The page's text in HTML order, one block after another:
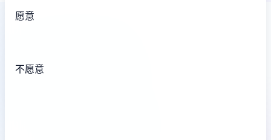
愿意
不愿意